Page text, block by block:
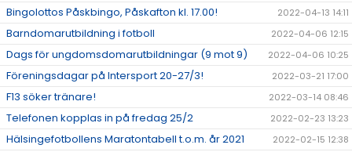
Bingolottos Påskbingo, Påskafton kl. 17.00! 2022-04-13 14:11
Barndomarutbildning i fotboll 2022-04-06 12:15
Dags för ungdomsdomarutbildningar (9 mot 9) 2022-04-06 10:25
Föreningsdagar på Intersport 20-27/3! 2022-03-21 17:00
F13 söker tränare! 2022-03-14 08:46
Telefonen kopplas in på fredag 25/2 2022-02-23 13:23
Hälsingefotbollens Maratontabell t.o.m. år 2021 2022-02-15 12:38